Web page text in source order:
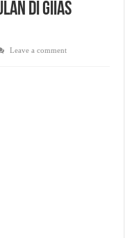
di GIIAS
Leave a comment